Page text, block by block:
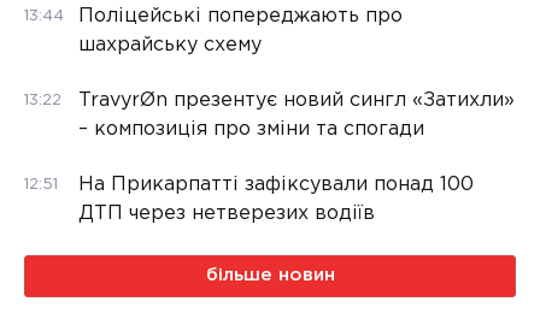
13:44
Поліцейські попереджають про
шахрайську схему
13:22
TravyrØn презентує новий сингл «Затихли»
– композиція про зміни та спогади
12:51
На Прикарпатті зафіксували понад 100
ДТП через нетверезих водіїв
більше новин